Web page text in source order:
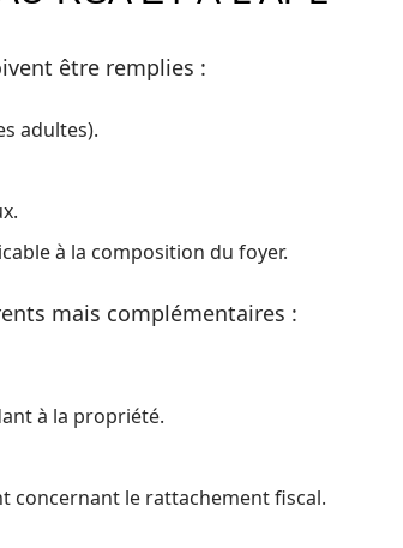
être remplies :
adultes).
à la composition du foyer.
mais complémentaires :
à la propriété.
concernant le rattachement fiscal.